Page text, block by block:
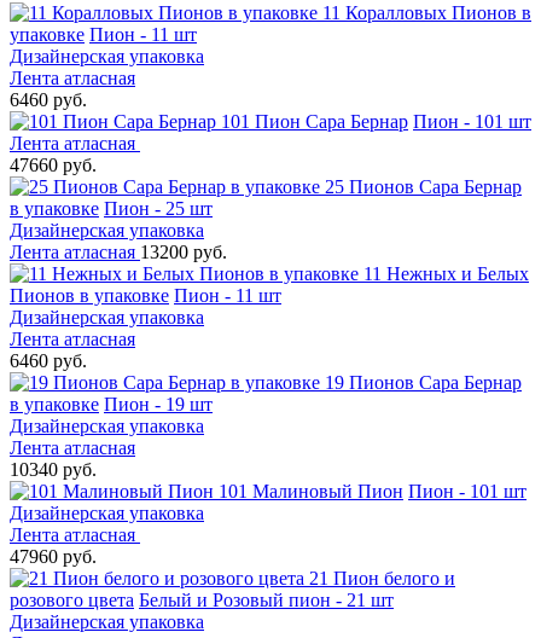
11 Коралловых Пионов в
упаковке Пион - 11 шт
Дизайнерская упаковка
Лента атласная
6460 руб.
101 Пион Сара Бернар Пион - 101 шт
Лента атласная
47660 руб.
25 Пионов Сара Бернар
в упаковке Пион - 25 шт
Дизайнерская упаковка
Лента атласная 13200 руб.
11 Нежных и Белых
Пионов в упаковке Пион - 11 шт
Дизайнерская упаковка
Лента атласная
6460 руб.
19 Пионов Сара Бернар
в упаковке Пион - 19 шт
Дизайнерская упаковка
Лента атласная
10340 руб.
101 Малиновый Пион Пион - 101 шт
Дизайнерская упаковка
Лента атласная
47960 руб.
21 Пион белого и
розового цвета Белый и Розовый пион - 21 шт
Дизайнерская упаковка